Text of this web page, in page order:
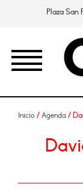
Plaza San
Inicio / Agenda /